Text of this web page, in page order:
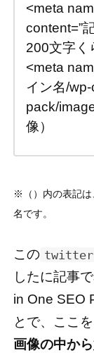
<meta
content=”
200文字く
<meta
イン名/
pack/
像）
※（）内の表記は
名です。
この
したに記事
in One SEO
とで、ここを
画像の中か